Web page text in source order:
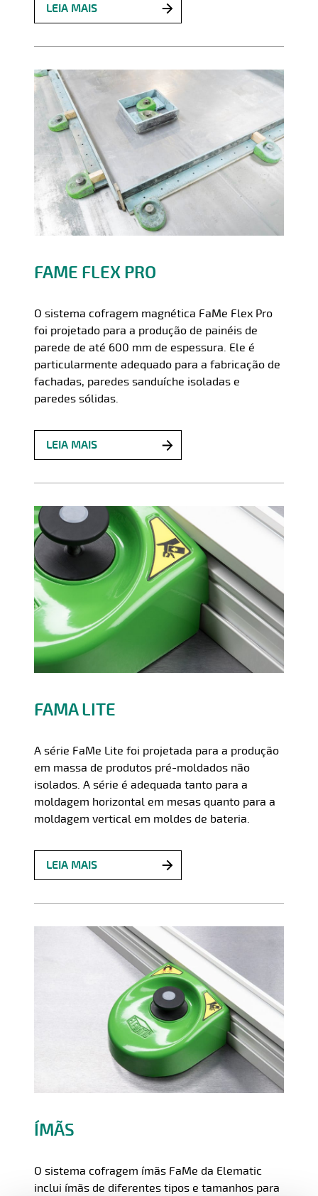
LEIA MAIS
FAME FLEX PRO
O sistema cofragem magnética FaMe Flex Pro
foi projetado para a produção de painéis de
parede de até 600 mm de espessura. Ele é
particularmente adequado para a fabricação de
fachadas, paredes sanduíche isoladas e
paredes sólidas.
LEIA MAIS
FAMA LITE
A série FaMe Lite foi projetada para a produção
em massa de produtos pré-moldados não
isolados. A série é adequada tanto para a
moldagem horizontal em mesas quanto para a
moldagem vertical em moldes de bateria.
LEIA MAIS
ÍMÃS
O sistema cofragem ímãs FaMe da Elematic
inclui ímãs de diferentes tipos e tamanhos para